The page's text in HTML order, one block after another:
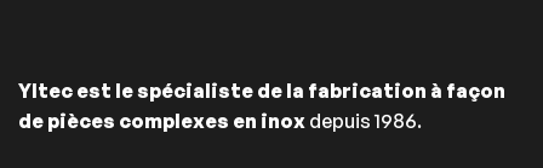
Yltec est le spécialiste de la fabrication à façon
de pièces complexes en inox depuis 1986.